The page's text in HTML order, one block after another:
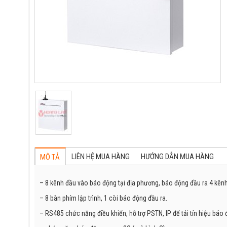
MÔ TẢ LIÊN HỆ MUA HÀNG HƯỚNG DẪN MUA HÀNG
– 8 kênh đầu vào báo động tại địa phương, báo động đầu ra 4
– 8 bàn phím lập trình, 1 còi báo động đầu ra.
– RS485 chức năng điều khiển, hỗ trợ PSTN, IP để tải tín hiệu báo
12%